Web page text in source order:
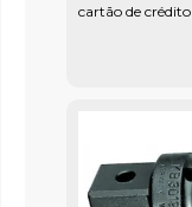
cartão de crédito